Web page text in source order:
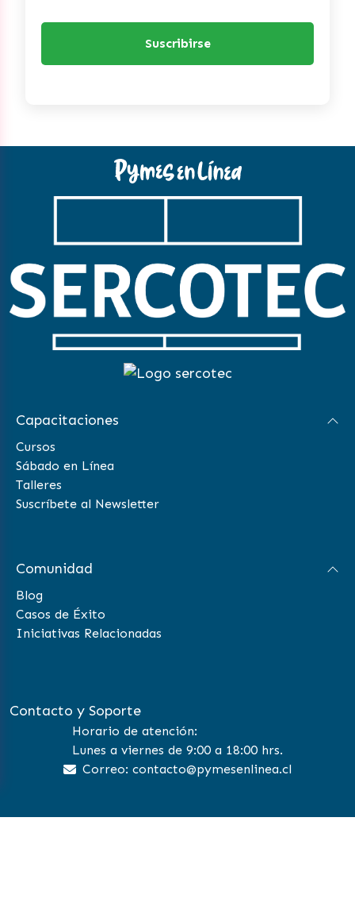
Suscribirse
Capacitaciones
Cursos
Sábado en Línea
Talleres
Suscríbete al Newsletter
Comunidad
Blog
Casos de Éxito
Iniciativas Relacionadas
Contacto y Soporte
Horario de atención:
Lunes a viernes de 9:00 a 18:00 hrs.
Correo: contacto@pymesenlinea.cl